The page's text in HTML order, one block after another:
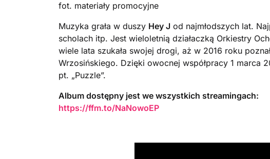
fot. materiały promocyjne
Muzyka grała w duszy Hey J od najmłodszych lat.
scholach itp. Jest wieloletnią działaczką Orkiestry
wiele lata szukała swojej drogi, aż w 2016 roku
Wrzosińskiego. Dzięki owocnej współpracy 1 marca
pt. „Puzzle”.
Album dostępny jest we wszystkich streamingach:
https://ffm.to/NaNowoEP